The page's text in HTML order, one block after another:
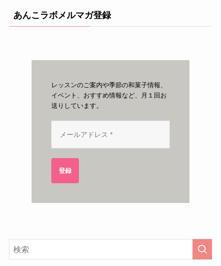
あんこラボメルマガ登録
レッスンのご案内や季節の和菓子情報、
イベント、おすすめ情報など、月１回お
送りしています。
登録